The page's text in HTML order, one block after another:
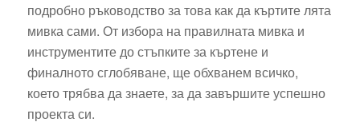
подробно ръководство за това как да къртите лята
мивка сами. От избора на правилната мивка и
инструментите до стъпките за къртене и
финалното сглобяване, ще обхванем всичко,
което трябва да знаете, за да завършите успешно
проекта си.